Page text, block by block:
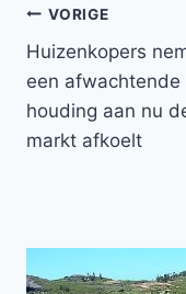
Bericht
navigatie
VORIGE
Huizenkopers
een afwachtende
houding aan nu
markt afkoelt